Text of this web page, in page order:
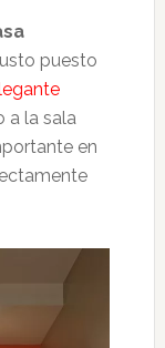
puesto
a la sala
en